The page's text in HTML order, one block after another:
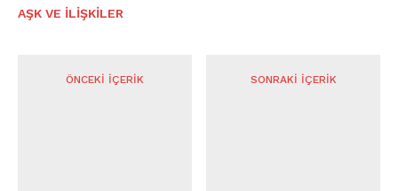
AŞK VE İLIŞKILER
ÖNCEKI İÇERIK SONRAKI İÇERIK